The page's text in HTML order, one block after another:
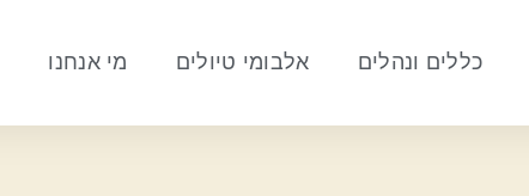
כללים ונהלים אלבומי טיולים מי אנחנו